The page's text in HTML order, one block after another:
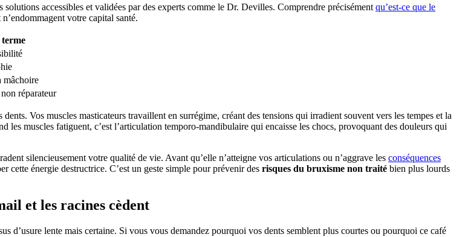
accessibles et validées par des experts comme le Dr. Devilles. Comprendre précisémentqu’est-ce que le
votre capital santé.
terme
mâchoire
réparateur
Vos muscles masticateurs travaillent en surrégime, créant des tensions qui irradient souvent vers les tempes et la
les muscles fatiguent, c’est l’articulation temporo-mandibulaire qui encaisse les chocs, provoquant des douleurs qui
silencieusement votre qualité de vie. Avant qu’elle n’atteigne vos articulations ou n’aggrave les conséquences
cette énergie destructrice. C’est un geste simple pour prévenir des risques du bruxisme non traité bien plus lourds
et les racines cèdent
d’usure lente mais certaine. Si vous vous demandez pourquoi vos dents semblent plus courtes ou pourquoi ce café